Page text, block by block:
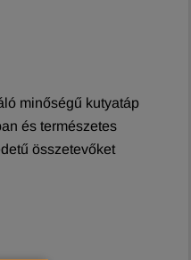
minőségű kutyatáp
és természetes
összetevőket